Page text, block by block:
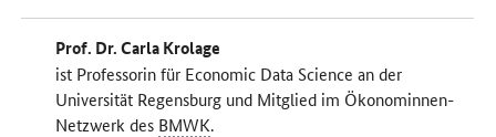
Prof. Dr. Carla Krolage
ist Professorin für Economic Data Science an der
Universität Regensburg und Mitglied im Ökonominnen-
Netzwerk des BMWK.